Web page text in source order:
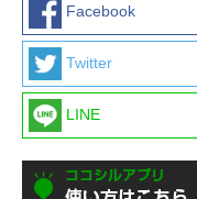
Facebook
Twitter
LINE